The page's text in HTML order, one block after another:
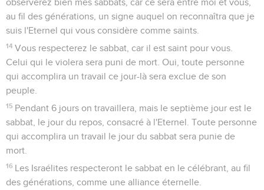
observerez bien mes sabbats, car ce sera entre moi et vous,
au fil des générations, un signe auquel on reconnaîtra que je
suis l'Eternel qui vous considère comme saints.
14 Vous respecterez le sabbat, car il est saint pour vous.
Celui qui le violera sera puni de mort. Oui, toute personne
qui accomplira un travail ce jour-là sera exclue de son
peuple.
15 Pendant 6 jours on travaillera, mais le septième jour est le
sabbat, le jour du repos, consacré à l'Eternel. Toute personne
qui accomplira un travail le jour du sabbat sera punie de
mort.
16 Les Israélites respecteront le sabbat en le célébrant, au fil
des générations, comme une alliance éternelle.